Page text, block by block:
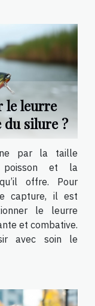
le leurre
du silure ?
par la taille
poisson et la
offre. Pour
capture, il est
le leurre
et combative.
avec soin le